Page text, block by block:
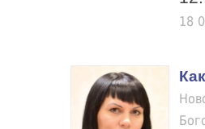
18